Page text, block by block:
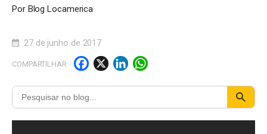
Por Blog Locamerica
27 de junho de 2017
COMPARTILHAR
F
a
c
e
X Li
n
k
e
W
h
a
t